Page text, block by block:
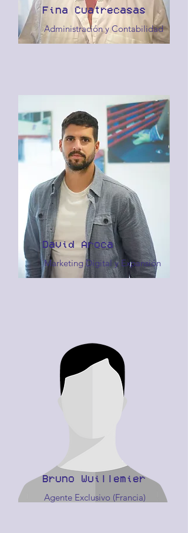
Fina Cuatrecasas
Administración y Contabilidad
David Aroca
Marketing Digital y Expansión
Bruno Wuillemier
Agente Exclusivo (Francia)